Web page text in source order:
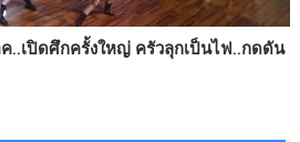
เปิดศึกครั้งใหญ่ ครัวลุกเป็นไฟ..กดดัน